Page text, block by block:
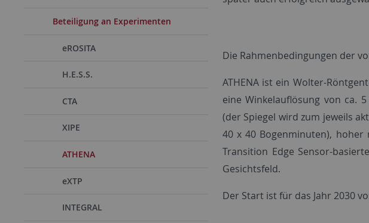
Beteiligung an Experimenten
eROSITA
H.E.S.S.
CTA
XIPE
ATHENA
eXTP
INTEGRAL
Die Rahmenbedingungen der
ATHENA ist ein Wolter-
eine Winkelauflösung von ca.
(der Spiegel wird zum jeweils
40 x 40 Bogenminuten),
Transition Edge Sensor-
Gesichtsfeld.
Der Start ist für das Jahr 2030